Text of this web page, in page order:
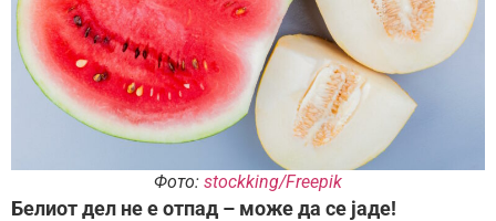
Фото: stockking/Freepik
Белиот дел не е отпад – може да се јаде!